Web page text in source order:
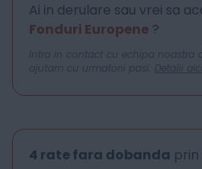
Ai in derulare sau vrei sa
Fonduri Europene ?
Intra in contact cu echipa noastra
ajutam cu urmatorii pasi. Detalii aici
4 rate fara dobanda prin